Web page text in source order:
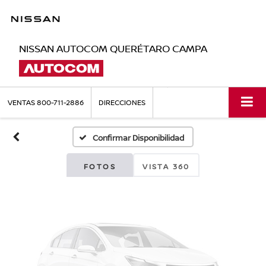
NISSAN AUTOCOM QUERÉTARO CAMPA
VENTAS800-711-2886 DIRECCIONES
Confirmar Disponibilidad
FOTOS VISTA 360
Disponibles
Por favor, revise luego